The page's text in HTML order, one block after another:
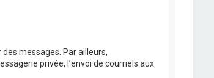
messages. Par ailleurs,
privée, l’envoi de courriels aux